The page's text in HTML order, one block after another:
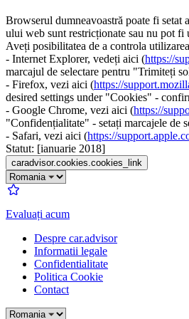
Browserul dumneavoastră poate fi setat
ului web sunt restricționate sau nu pot fi
Aveți posibilitatea de a controla
- Internet Explorer, vedeți aici (https://
marcajul de selectare pentru "Trimiteți
- Firefox, vezi aici (https://
desired settings under "Cookies" -
- Google Chrome, vezi aici (https://
"Confidențialitate" - setați marcajele de
- Safari, vezi aici (https://
Statut: [ianuarie 2018]
caradvisor.cookies.cookies_link
Evaluați acum
Despre car.advisor
Informatii legale
Confidentialitate
Politica Cookie
Contact